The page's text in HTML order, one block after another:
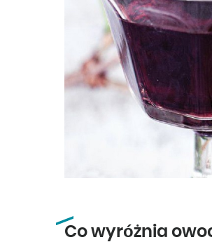
Co wyróżnia